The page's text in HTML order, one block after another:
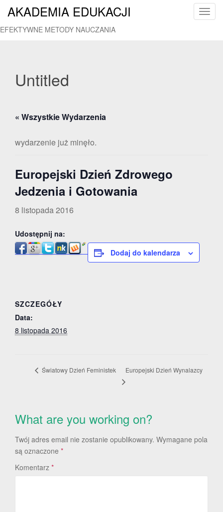
T
AKADEMIA EDUKACJI
EFEKTYWNE METODY NAUCZANIA
Untitled
« Wszystkie Wydarzenia
wydarzenie już minęło.
Europejski Dzień Zdrowego
Jedzenia i Gotowania
8 listopada 2016
Udostępnij na:
Dodaj do kalendarza
SZCZEGÓŁY
Data:
8 listopada 2016
Światowy Dzień Feministek Europejski Dzień Wynalazcy
What are you working on?
Twój adres email nie zostanie opublikowany. Wymagane pola
są oznaczone *
Komentarz *